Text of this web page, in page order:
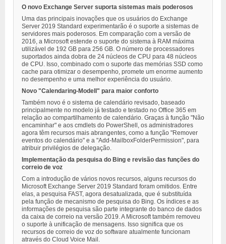
O novo Exchange Server suporta sistemas mais poderosos
Uma das principais inovações que os usuários do Exchange
Server 2019 Standard experimentarão é o suporte a sistemas de
servidores mais poderosos. Em comparação com a versão de
2016, a Microsoft estende o suporte do sistema à RAM máxima
utilizável de 192 GB para 256 GB. O número de processadores
suportados ainda dobra de 24 núcleos de CPU para 48 núcleos
de CPU. Isso, combinado com o suporte das memórias SSD como
cache para otimizar o desempenho, promete um enorme aumento
no desempenho e uma melhor experiência do usuário.
Novo "Calendaring-Modell" para maior conforto
Também novo é o sistema de calendário revisado, baseado
principalmente no modelo já testado e testado no Office 365 em
relação ao compartilhamento de calendário. Graças à função "Não
encaminhar" e aos cmdlets do PowerShell, os administradores
agora têm recursos mais abrangentes, como a função "Remover
eventos do calendário" e a "Add-MailboxFolderPermission", para
atribuir privilégios de delegação.
Implementação da pesquisa do Bing e revisão das funções do
correio de voz
Com a introdução de vários novos recursos, alguns recursos do
Microsoft Exchange Server 2019 Standard foram omitidos. Entre
elas, a pesquisa FAST, agora desatualizada, que é substituída
pela função de mecanismo de pesquisa do Bing. Os índices e as
informações de pesquisa são parte integrante do banco de dados
da caixa de correio na versão 2019. A Microsoft também removeu
o suporte à unificação de mensagens. Isso significa que os
recursos de correio de voz do software atualmente funcionam
através do Cloud Voice Mail.